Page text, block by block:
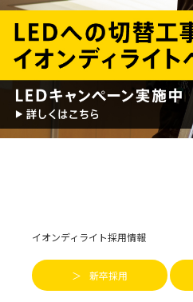
イオンディライト採用情報
新卒採用